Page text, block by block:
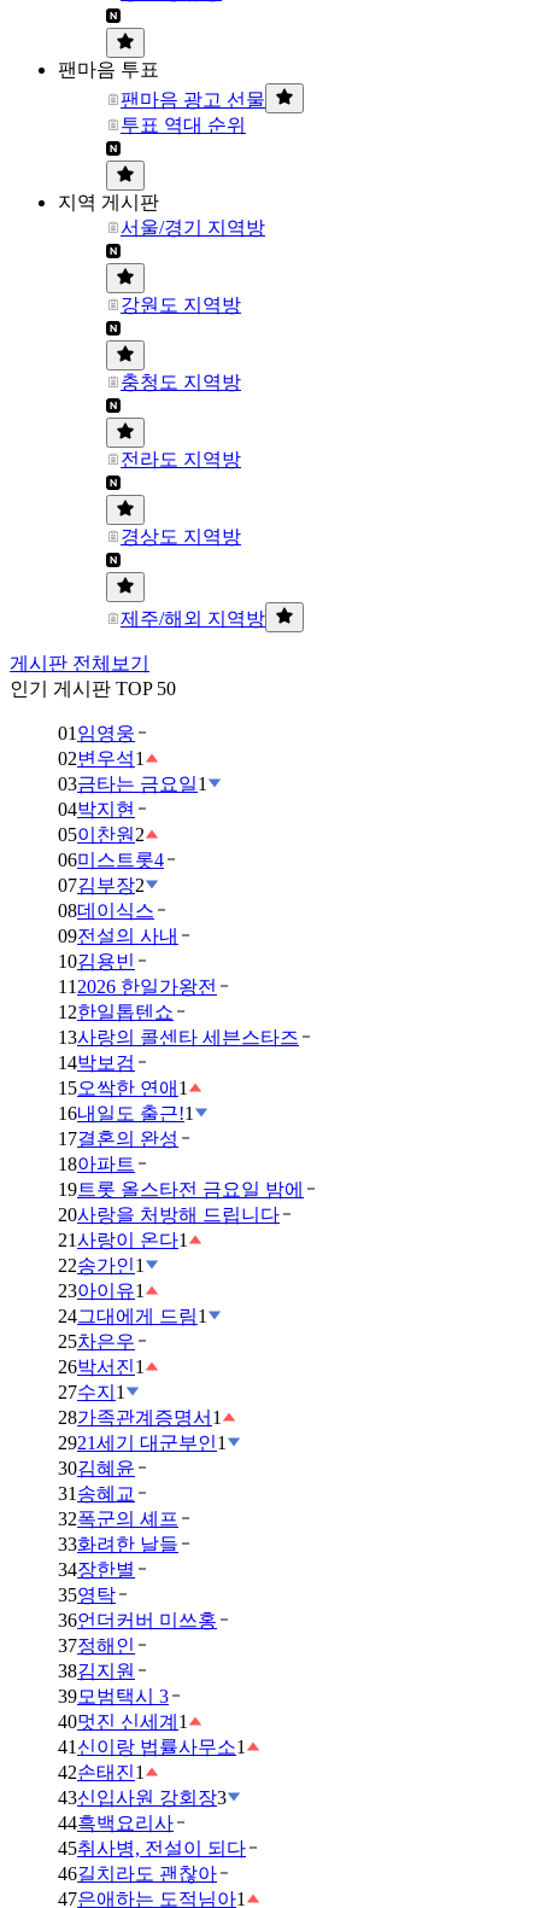
팬마음 투표
팬마음 광고 선물
투표 역대 순위
지역 게시판
서울/경기 지역방
강원도 지역방
충청도 지역방
전라도 지역방
경상도 지역방
제주/해외 지역방
게시판 전체보기
인기 게시판 TOP 50
01 임영웅
02변우석1
03금타는 금요일1
04박지현
05이찬원 2
06미스트롯4
07김부장2
08데이식스
09전설의 사내
10김용빈
11 2026 한일가왕전
12한일톱텐쇼
13사랑의 콜센타 세븐스타즈
14박보검
15오싹한 연애 1
16내일도 출근!1
17결혼의 완성
18아파트
19트롯 올스타전 금요일 밤에
20사랑을 처방해 드립니다
21사랑이 온다1
22송가인1
23아이유1
24그대에게 드림1
25차은우
26박서진1
27수지 1
28가족관계증명서 1
2921세기 대군부인1
30김혜윤
31 송혜교
32폭군의 셰프
33화려한 날들
34장한별
35영탁
36언더커버 미쓰홍
37정해인
38김지원
39모범택시 3
40멋진 신세계 1
41 신이랑 법률사무소1
42손태진1
43신입사원 강회장3
44흑백요리사
45취사병, 전설이 되다
46길치라도 괜찮아
47은애하는 도적님아1